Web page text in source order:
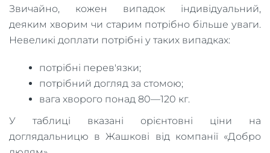
Звичайно, кожен випадок індивідуальний,
деяким хворим чи старим потрібно більше уваги.
Невеликі доплати потрібні у таких випадках:
потрібні перев'язки;
потрібний догляд за стомою;
вага хворого понад 80—120 кг.
У таблиці вказані орієнтовні ціни на
доглядальницю в Жашкові від компанії «Добро